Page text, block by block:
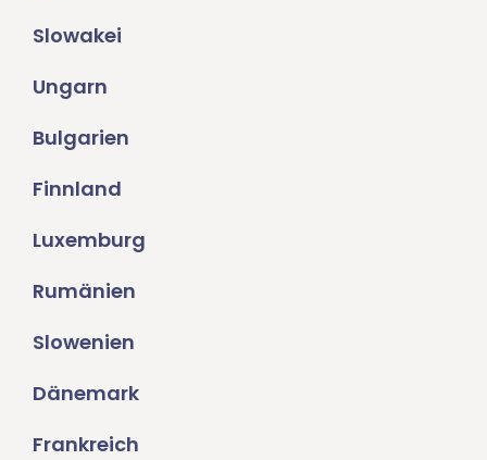
Slowakei
Ungarn
Bulgarien
Finnland
Luxemburg
Rumänien
Slowenien
Dänemark
Frankreich